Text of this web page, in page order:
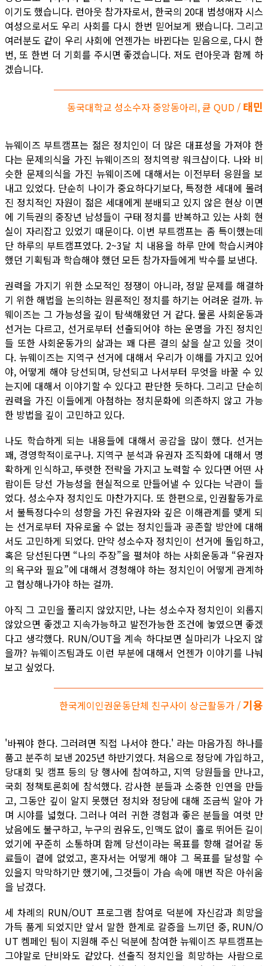
이기도 했습니다. 런아웃 참가자로서, 한국의 20대 범성애자 시스
여성으로서도 우리 사회를 다시 한번 믿어보게 됐습니다. 그리고
여러분도 같이 우리 사회에 언젠가는 바뀐다는 믿음으로, 다시 한
번, 또 한번 더 기회를 주시면 좋겠습니다. 저도 런아웃과 함께 하
겠습니다.
동국대학교 성소수자 중앙동아리, 큗 QUD / 태민
뉴웨이즈 부트캠프는 젊은 정치인이 더 많은 대표성을 가져야 한
다는 문제의식을 가진 뉴웨이즈의 정치역량 워크샵이다. 나와 비
슷한 문제의식을 가진 뉴웨이즈에 대해서는 이전부터 응원을 보
내고 있었다. 단순히 나이가 중요하다기보다, 특정한 세대에 몰려
진 정치적인 자원이 젊은 세대에게 분배되고 있지 않은 현상 이면
에 기득권의 중장년 남성들이 구태 정치를 반복하고 있는 사회 현
실이 자리잡고 있었기 때문이다. 이번 부트캠프는 좀 특이했는데
단 하루의 부트캠프였다. 2~3달 치 내용을 하루 만에 학습시켜야
했던 기획팀과 학습해야 했던 모든 참가자들에게 박수를 보낸다.
권력을 가지기 위한 소모적인 정쟁이 아니라, 정말 문제를 해결하
기 위한 해법을 논의하는 원론적인 정치를 하기는 어려운 걸까. 뉴
웨이즈는 그 가능성을 깊이 탐색해왔던 거 같다. 물론 사회운동과
선거는 다르고, 선거로부터 선출되어야 하는 운명을 가진 정치인
들 또한 사회운동가의 삶과는 꽤 다른 결의 삶을 살고 있을 것이
다. 뉴웨이즈는 지역구 선거에 대해서 우리가 이해를 가지고 있어
야, 어떻게 해야 당선되며, 당선되고 나서부터 무엇을 바꿀 수 있
는지에 대해서 이야기할 수 있다고 판단한 듯하다. 그리고 단순히
권력을 가진 이들에게 아첨하는 정치문화에 의존하지 않고 가능
한 방법을 깊이 고민하고 있다.
나도 학습하게 되는 내용들에 대해서 공감을 많이 했다. 선거는
꽤, 경영학적이로구나. 지역구 분석과 유권자 조직화에 대해서 명
확하게 인식하고, 뚜렷한 전략을 가지고 노력할 수 있다면 어떤 사
람이든 당선 가능성을 현실적으로 만들어낼 수 있다는 낙관이 들
었다. 성소수자 정치인도 마찬가지다. 또 한편으로, 인권활동가로
서 불특정다수의 성향을 가진 유권자와 깊은 이해관계를 맺게 되
는 선거로부터 자유로울 수 없는 정치인들과 공존할 방안에 대해
서도 고민하게 되었다. 만약 성소수자 정치인이 선거에 돌입하고,
혹은 당선된다면 “나의 주장”을 펼쳐야 하는 사회운동과 “유권자
의 욕구와 필요”에 대해서 경청해야 하는 정치인이 어떻게 관계하
고 협상해나가야 하는 걸까.
아직 그 고민을 풀리지 않았지만, 나는 성소수자 정치인이 외롭지
않았으면 좋겠고 지속가능하고 발전가능한 조건에 놓였으면 좋겠
다고 생각했다. RUN/OUT을 계속 하다보면 실마리가 나오지 않
을까? 뉴웨이즈팀과도 이런 부분에 대해서 언젠가 이야기를 나눠
보고 싶었다.
한국게이인권운동단체 친구사이 상근활동가 /기용
'바꿔야 한다. 그러려면 직접 나서야 한다.' 라는 마음가짐 하나를
품고 분주히 보낸 2025년 하반기였다. 처음으로 정당에 가입하고,
당대회 및 캠프 등의 당 행사에 참여하고, 지역 당원들을 만나고,
국회 정책토론회에 참석했다. 감사한 분들과 소중한 인연을 만들
고, 그동안 깊이 알지 못했던 정치와 정당에 대해 조금씩 알아 가
며 시야를 넓혔다. 그러나 여러 귀한 경험과 좋은 분들을 여럿 만
났음에도 불구하고, 누구의 권유도, 인맥도 없이 홀로 뛰어든 길이
었기에 꾸준히 소통하며 함께 당선이라는 목표를 향해 걸어갈 동
료들이 곁에 없었고, 혼자서는 어떻게 해야 그 목표를 달성할 수
있을지 막막하기만 했기에, 그것들이 가슴 속에 매번 작은 아쉬움
을 남겼다.
세 차례의 RUN/OUT 프로그램 참여로 덕분에 자신감과 희망을
가득 품게 되었지만 앞서 말한 한계로 갈증을 느끼던 중, RUN/O
UT 켐페인 팀이 지원해 주신 덕분에 참여한 뉴웨이즈 부트캠프는
그야말로 단비와도 같았다. 선출직 정치인을 희망하는 사람으로